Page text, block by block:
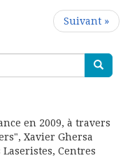
Suivant »
en 2009, à travers
Xavier Ghersa
Centres